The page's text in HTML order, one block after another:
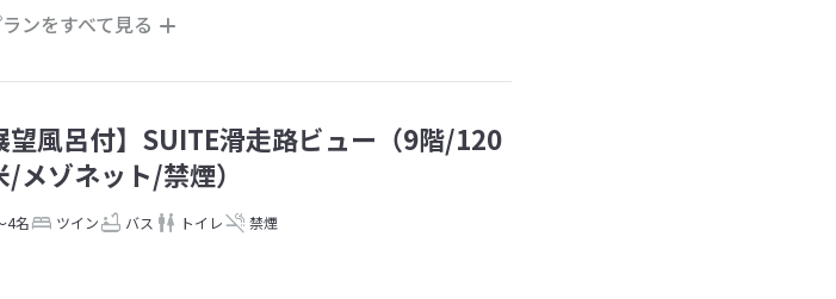
ンをすべて見る
望風呂付】SUITE滑走路ビュー（9階/120
/メゾネット/禁煙）
4名 ツイン バス トイレ 禁煙